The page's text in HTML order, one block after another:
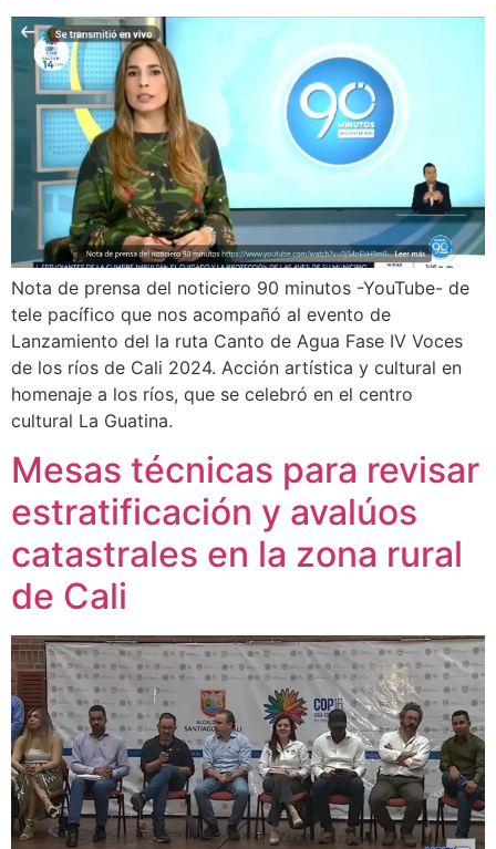
Nota de prensa del noticiero 90 minutos -YouTube- de
tele pacífico que nos acompañó al evento de
Lanzamiento del la ruta Canto de Agua Fase IV Voces
de los ríos de Cali 2024. Acción artística y cultural en
homenaje a los ríos, que se celebró en el centro
cultural La Guatina.
Mesas técnicas para revisar
estratificación y avalúos
catastrales en la zona rural
de Cali